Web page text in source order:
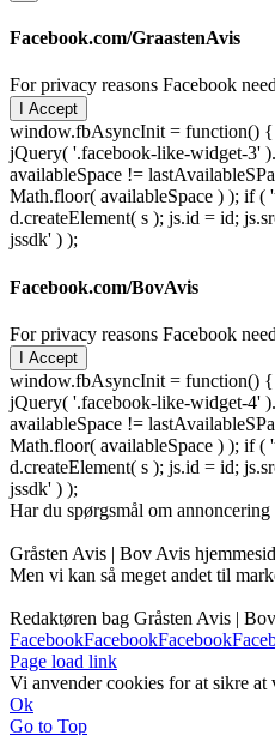
Facebook.com/GraastenAvis
For privacy reasons Facebook
I Accept
window.fbAsyncInit = function() {
jQuery( '.facebook-like-widget-3'
availableSpace !=
Math.floor( availableSpace ) ); if
d.createElement( s ); js.id = id;
jssdk' ) );
Facebook.com/BovAvis
For privacy reasons Facebook
I Accept
window.fbAsyncInit = function() {
jQuery( '.facebook-like-widget-4'
availableSpace !=
Math.floor( availableSpace ) ); if
d.createElement( s ); js.id = id;
jssdk' ) );
Har du spørgsmål om
Gråsten Avis | Bov Avis
Men vi kan så meget andet til
Redaktøren bag Gråsten Avis |
FacebookFacebookFacebook
Page load link
Vi anvender cookies for at sikre
Ok
Go to Top